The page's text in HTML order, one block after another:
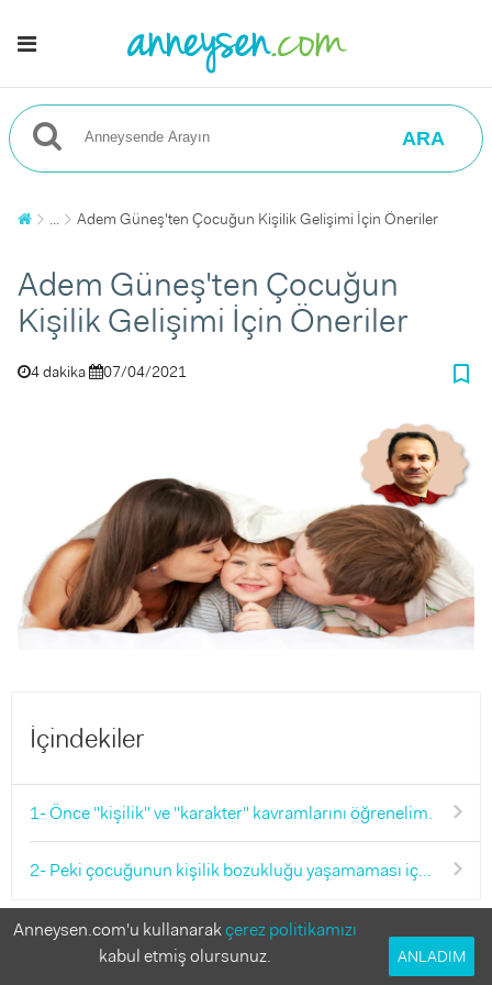
ARA
... Adem Güneş'ten Çocuğun Kişilik Gelişimi İçin Öneriler
Adem Güneş'ten Çocuğun
Kişilik Gelişimi İçin Öneriler
4 dakika 07/04/2021 bookmark_border
İçindekiler
1- Önce "kişilik" ve "karakter" kavramlarını öğrenelim.
2- Peki çocuğunun kişilik bozukluğu yaşamaması için neler yapmalısın?
Çocuğunu büyütürken doğru sandığın küçücük
Anneysen.com'u kullanarakçerez politikamızı
kabul etmiş olursunuz.
ANLADIM